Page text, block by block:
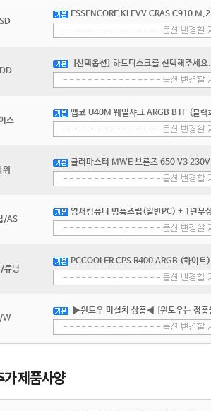
ESSENCORE KLEVV CRAS C910
[선택옵션] 하드디스크를 선택해주세요.
스
앱코 U40M 웨일샤크 ARGB BTF (블랙
워
쿨러마스터 MWE 브론즈 650 V3
/AS
영재컴퓨터 명품조립(일반PC) + 1년무
튜닝
PCCOOLER CPS R400 ARGB (화이트)
W
▶윈도우 미설치 상품◀ [윈도우는 정